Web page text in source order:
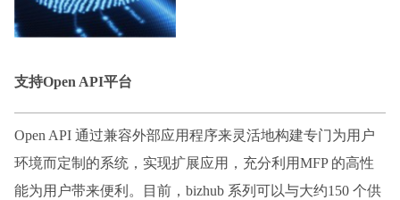
支持Open API平台
Open API 通过兼容外部应用程序来灵活地构建专门为用户
环境而定制的系统，实现扩展应用，充分利用MFP 的高性
能为用户带来便利。目前，bizhub 系列可以与大约150 个供